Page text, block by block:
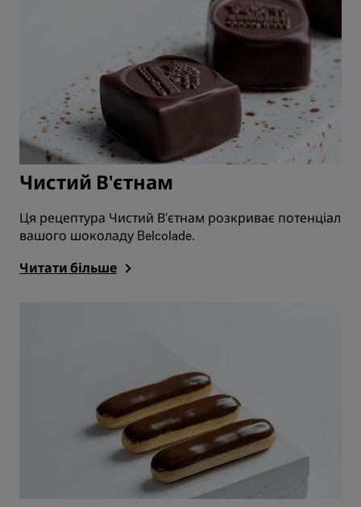
Чистий В'єтнам
Ця рецептура Чистий В'єтнам розкриває потенціал
вашого шоколаду Belcolade.
Читати більше